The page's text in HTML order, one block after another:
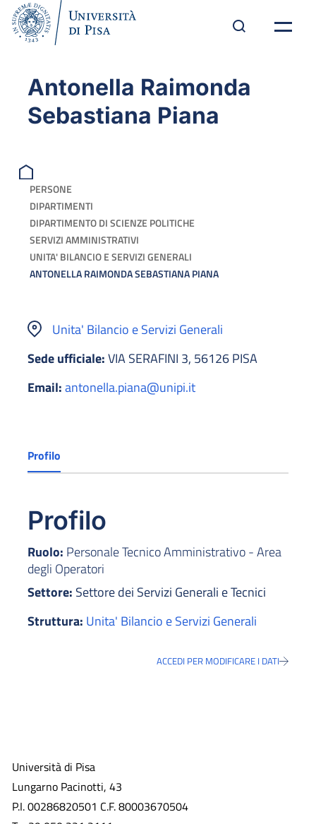
Antonella Raimonda
Sebastiana Piana
PERSONE
DIPARTIMENTI
DIPARTIMENTO DI SCIENZE POLITICHE
SERVIZI AMMINISTRATIVI
UNITA' BILANCIO E SERVIZI GENERALI
ANTONELLA RAIMONDA SEBASTIANA PIANA
Unita' Bilancio e Servizi Generali
Sede ufficiale:VIA SERAFINI 3, 56126 PISA
Email:antonella.piana@unipi.it
Profilo
Profilo
Ruolo: Personale Tecnico Amministrativo - Area
degli Operatori
Settore: Settore dei Servizi Generali e Tecnici
Struttura: Unita' Bilancio e Servizi Generali
ACCEDI PER MODIFICARE I DATI
Università di Pisa
Lungarno Pacinotti, 43
P.I. 00286820501 C.F. 80003670504